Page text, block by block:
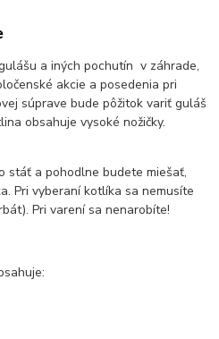
a iných pochutín v záhrade,
akcie a posedenia pri
súprave bude pôžitok variť guláš
obsahuje vysoké nožičky.
stáť a pohodlne budete miešať,
Pri vyberaní kotlíka sa nemusíte
Pri varení sa nenarobíte!